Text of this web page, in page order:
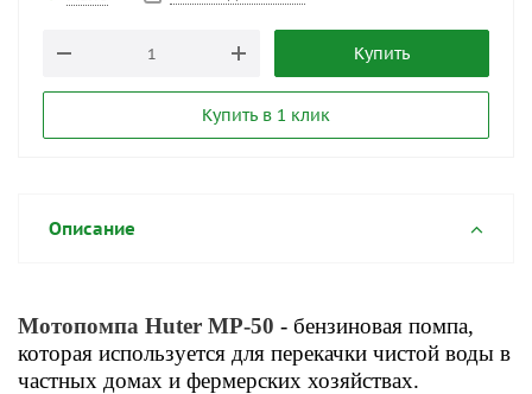
Купить
Купить в 1 клик
Описание
Мотопомпа Huter MP-50 - бензиновая помпа,
которая используется для перекачки чистой воды в
частных домах и фермерских хозяйствах.